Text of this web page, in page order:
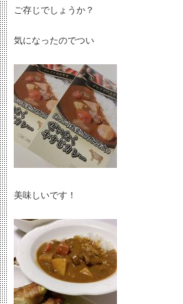
ご存じでしょうか？
気になったのでつい
美味しいです！